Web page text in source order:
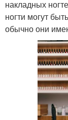
накладных
ногти могут
обычно они